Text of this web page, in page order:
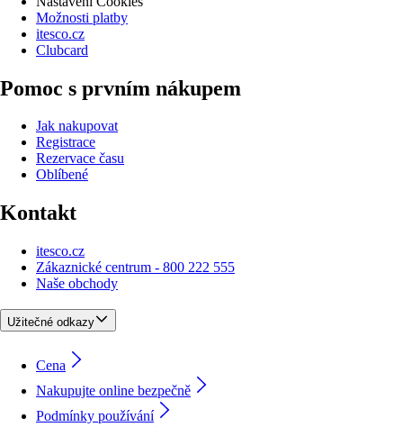
Možnosti platby
itesco.cz
Clubcard
Pomoc s prvním nákupem
Jak nakupovat
Registrace
Rezervace času
Oblíbené
Kontakt
itesco.cz
Zákaznické centrum - 800 222 555
Naše obchody
Užitečné odkazy
Cena
Nakupujte online bezpečně
Podmínky používání